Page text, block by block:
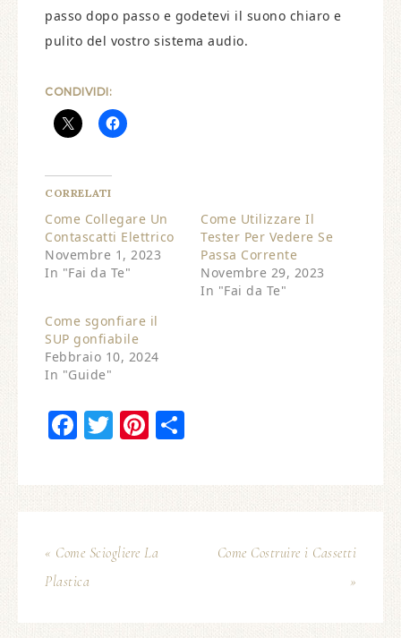
passo dopo passo e godetevi il suono chiaro e
pulito del vostro sistema audio.
CONDIVIDI:
CORRELATI
Come Collegare Un
Contascatti Elettrico
Novembre 1, 2023
In "Fai da Te"
Come Utilizzare Il
Tester Per Vedere Se
Passa Corrente
Novembre 29, 2023
In "Fai da Te"
Come sgonfiare il
SUP gonfiabile
Febbraio 10, 2024
In "Guide"
Facebook
Twitter
Pinterest
« Come Sciogliere La
Plastica
Come Costruire i Cassetti
»